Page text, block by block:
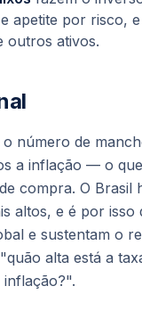
apetite por risco,
outros ativos.
o número de
a inflação — o
compra. O Brasil
altos, e é por isso
e sustentam o
alta está a